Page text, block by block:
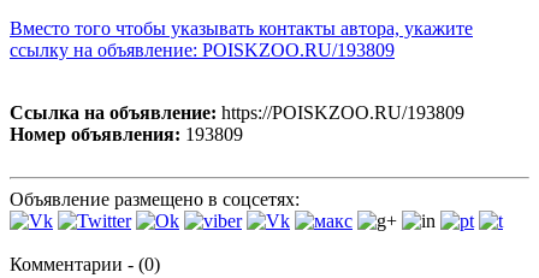
Вместо того чтобы указывать контакты автора, укажите
ссылку на объявление: POISKZOO.RU/193809
Ссылка на объявление: https://POISKZOO.RU/193809
Номер объявления: 193809
Объявление размещено в соцсетях:
Комментарии - (0)